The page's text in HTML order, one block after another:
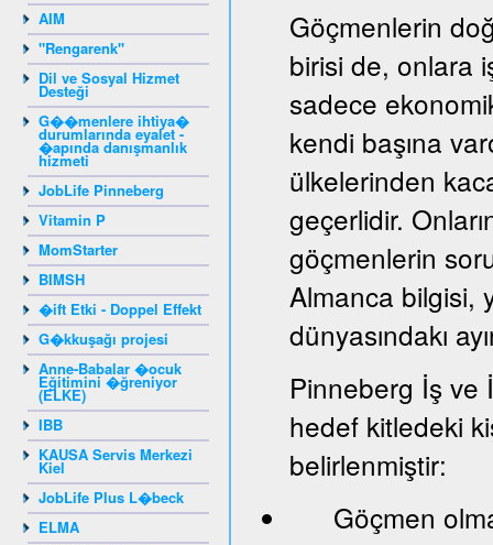
AIM
"Rengarenk"
Dil ve Sosyal Hizmet
Desteği
G��menlere ihtiya�
durumlarında eyalet -
�apında danışmanlık
hizmeti
JobLife Pinneberg
Vitamin P
MomStarter
BIMSH
�ift Etki - Doppel Effekt
G�kkuşağı projesi
Anne-Babalar �ocuk
Eğitimini �ğreniyor
(ELKE)
IBB
KAUSA Servis Merkezi
Kiel
JobLife Plus L�beck
ELMA
Göçmenlerin
birisi de, onlara
sadece
kendi başına
ülkelerinden
geçerlidir.
göçmenlerin
Almanca bilgisi,
dünyasındakı
Pinneberg İş ve
hedef kitledeki
belirlenmiştir:
Göçmen